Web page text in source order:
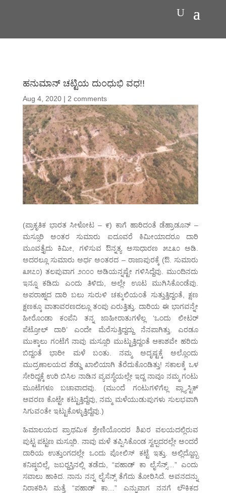
ಹನುಮಾನ್ ಚಟ್ಟಿಯ ದುಂಧುಭಿ ವಧ!!
Aug 4, 2020| 2 comments
(ಪ್ರಾಕೃತಿಕ ಭಾರತ ಸೀಳೋಟ – ೯) ಕಾಗೆ ಹಾರಿದಂತೆ ಡೆಹ್ರಾಡೂನ್ –
ಮಸ್ಸೂರಿ ಅಂತರ ಸುಮಾರು ಐದೂವರೆ ಕಿಮೀಯಾದರೂ ದಾರಿ
ಮೂವತ್ತೈದು ಕಿಮೀ, ಗಳಿಸುವ ಔನ್ನತ್ಯ ಅಸಾಧಾರಣ ೫೭೩೦ ಅಡಿ.
ಅದರಲ್ಲೂ ಸುಮಾರು ಅರ್ಧ ಅಂತರದ – ರಾಜಾಪುರಕ್ಕೆ (ಔ. ಸುಮಾರು
೩೫೭೦) ತಲಪುವಾಗ ೨೧೦೦ ಅಡಿಯನ್ನಷ್ಟೇ ಗಳಿಸಿದ್ದೆವು. ಮುಂದಿನದು
ಇನ್ನೂ ಕಡಿದು ಎಂದು ತಿಳಿದು, ಅಲ್ಲೇ ಊಟ ಮುಗಿಸಿಕೊಂಡೆವು.
ಅಪರಾಹ್ನದ ದಾರಿ ಬಲು ಸುರುಳಿ ಚಕ್ಕುಲಿಯಂತೆ ಸುತ್ತುತ್ತಿದ್ದಂತೆ, ಕ್ಷಣ
ಕ್ಷಣಕ್ಕೂ ವಾತಾವರಣದಲ್ಲೂ ತಂಪು ಏರುತ್ತಿತ್ತು. ದಾರಿಯ ಈ ಭಾಗವನ್ನೇ
ಹೀರೊಂಡಾ ಕಂಪೆನಿ ತನ್ನ ಜಾಹೀರಾತುಗಳೆಲ್ಲ ‘ಒಂದು ಲೀಟರ್
ಪೆಟ್ರೋಲ್ ದಾರಿ’ ಎಂದೇ ಮೆರೆಸುತ್ತಿದ್ದದ್ದು ನೆನಪಾಗಿತ್ತು. ಎರಡೂ
ಮುಕ್ಕಾಲು ಗಂಟೆಗೆ ನಾವು ಮಸ್ಸೂರಿ ಮುಟ್ಟುತ್ತಿದ್ದಂತೆ ಆಕಾಶವೇ ಹರಿದು
ಬಿದ್ದಂತೆ ಭಾರೀ ಮಳೆ ಬಂತು. ನಮ್ಮ ಅದೃಷ್ಟಕ್ಕೆ ಅಲ್ಲೊಂದು
ಮುದ್ರಣಾಲಯದ ಶೆಡ್ಡು ಖಾಲಿಯಾಗಿ ತೆರೆದುಕೊಂಡಿತ್ತು! ಸಕಾಲಕ್ಕೆ ಒಳ
ಸೇರಿದ್ದಕ್ಕೆ ಉರಿ ಬಿಸಿಲ ನಾಡಿನ ವ್ಯವಸ್ಥೆಯಲ್ಲೇ ಇದ್ದ ನಾವೂ ನಮ್ಮ ಗಂಟು
ಮೂಟೆಗಳೂ ಬಚಾವಾದವು. (ಮುಂದೆ ಗಂಟುಗಳಿಗೆಲ್ಲ ಪ್ಲ್ಯಾಸ್ಟಿಕ್
ಆವರಣ ಕೊಟ್ಟೇ ಕಟ್ಟುತ್ತಿದ್ದೆವು, ನಮ್ಮ ಮಳೆಯುಡುಪುಗಳು ಸುಲಭವಾಗಿ
ಸಿಗುವಂತೇ ಇಟ್ಟುಕೊಳ್ಳುತ್ತಿದ್ದೆವು.)
ಹಿಮಾಲಯದ ಪ್ರಾಥಮಿಕ ಶ್ರೇಣಿಯೊಂದರ ಶಿಖರ ವಲಯದಲ್ಲಿರುವ
ಪುಟ್ಟ ಪಟ್ಟಣ ಮಸ್ಸೂರಿ. ನಾವು ಮಳೆ ತಪ್ಪಿಸಿಕೊಂಡ ಸ್ವಲ್ಪದರಲ್ಲೇ ಅಂದರೆ
ದಾರಿಯ ಉತ್ತುಂಗದಲ್ಲೇ ಒಂದು ಪೋಲಿಸ್ ಕಟ್ಟೆ ಇತ್ತು. ಅಲ್ಲಿದ್ದೊಬ್ಬ
ಕನಿಷ್ಠಬಿಲ್ಲೆ, ಜಬರ್‍ದಸ್ತಿನಲ್ಲಿ ತಡೆದು, “ಪಹಾಡ್ ಕಾ ಲೈಸೆನ್ಸ್…” ಎಂದು
ಸವಾಲು ಹಾಕಿದ. ನಾನು ನನ್ನ ಲೈಸೆನ್ಸ್ ತೆಗೆದು ತೋರಿಸಿದೆ. ಅವನದನ್ನು
ನಿರಾಕರಿಸಿ ಮತ್ತೆ “ಪಹಾಡ್ ಕಾ…” ಎನ್ನುವಾಗ ನನಗೆ ಲೌಕಿಕದ